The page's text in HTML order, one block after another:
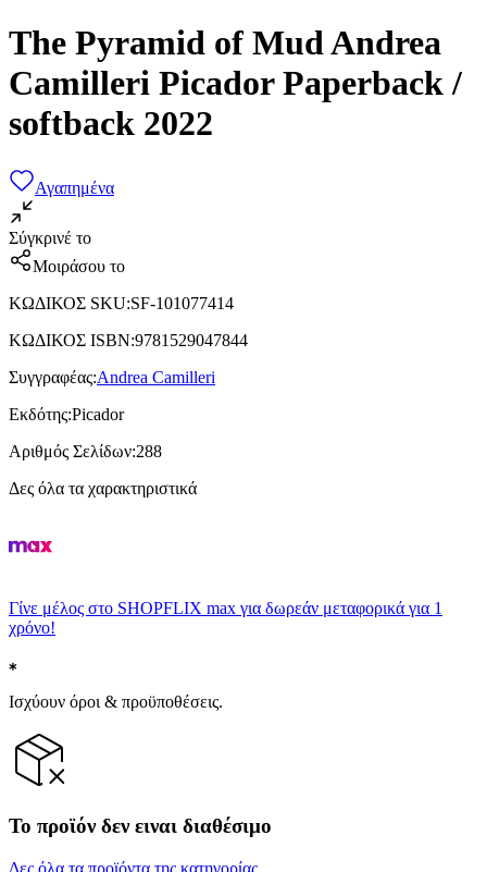
The Pyramid of Mud Andrea
Camilleri Picador Paperback /
softback 2022
Αγαπημένα
Σύγκρινέ το
Μοιράσου το
ΚΩΔΙΚΟΣ SKU:SF-101077414
ΚΩΔΙΚΟΣ ISBN:9781529047844
Συγγραφέας:Andrea Camilleri
Εκδότης:Picador
Αριθμός Σελίδων:288
Δες όλα τα χαρακτηριστικά
Γίνε μέλος στο SHOPFLIX max για δωρεάν μεταφορικά για 1
χρόνο!
Ισχύουν όροι & προϋποθέσεις.
Το προϊόν δεν ειναι διαθέσιμο